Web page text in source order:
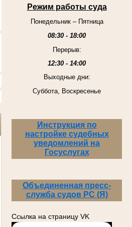
Режим работы суда
Понедельник – Пятница
08:30 - 18:00
Перерыв:
12:30 - 14:00
Выходные дни:
Суббота, Воскресенье
Инструкция по
настройке судебных
уведомлений на
Госуслугах
Объединенная пресс-
служба судов РС (Я)
Ссылка на страницу VK